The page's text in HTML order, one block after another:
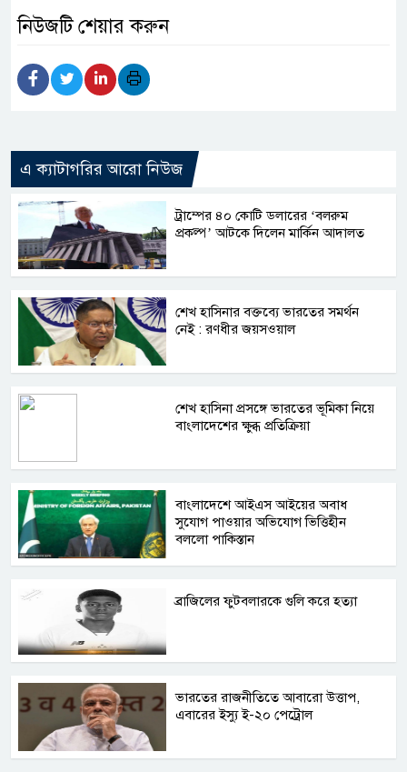
নিউজটি শেয়ার করুন
এ ক্যাটাগরির আরো নিউজ
ট্রাম্পের ৪০ কোটি ডলারের ‘বলরুম
প্রকল্প’ আটকে দিলেন মার্কিন আদালত
শেখ হাসিনার বক্তব্যে ভারতের সমর্থন
নেই : রণধীর জয়সওয়াল
শেখ হাসিনা প্রসঙ্গে ভারতের ভূমিকা নিয়ে
বাংলাদেশের ক্ষুব্ধ প্রতিক্রিয়া
বাংলাদেশে আইএস আইয়ের অবাধ
সুযোগ পাওয়ার অভিযোগ ভিত্তিহীন
বললো পাকিস্তান
ব্রাজিলের ফুটবলারকে গুলি করে হত্যা
ভারতের রাজনীতিতে আবারো উত্তাপ,
এবারের ইস্যু ই-২০ পেট্রোল